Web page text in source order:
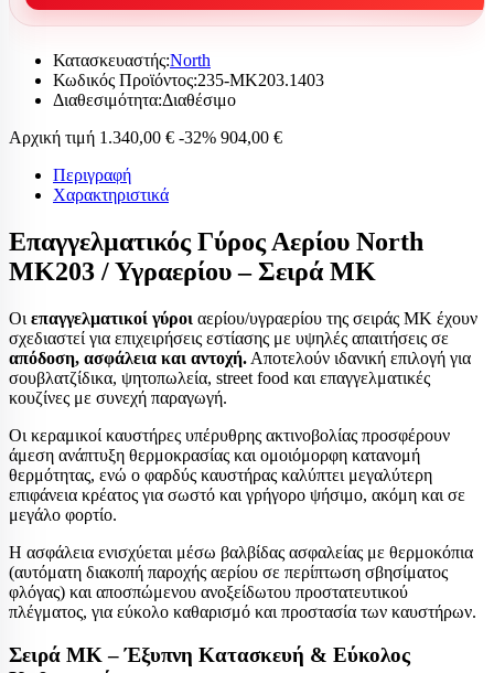
Κατασκευαστής:North
Κωδικός Προϊόντος:235-MK203.1403
Διαθεσιμότητα:Διαθέσιμο
Αρχική τιμή 1.340,00 € -32% 904,00 €
Περιγραφή
Χαρακτηριστικά
Επαγγελματικός Γύρος Αερίου North
ΜΚ203 / Υγραερίου – Σειρά ΜΚ
Οι επαγγελματικοί γύροι αερίου/υγραερίου της σειράς ΜΚ έχουν
σχεδιαστεί για επιχειρήσεις εστίασης με υψηλές απαιτήσεις σε
απόδοση, ασφάλεια και αντοχή. Αποτελούν ιδανική επιλογή για
σουβλατζίδικα, ψητοπωλεία, street food και επαγγελματικές
κουζίνες με συνεχή παραγωγή.
Οι κεραμικοί καυστήρες υπέρυθρης ακτινοβολίας προσφέρουν
άμεση ανάπτυξη θερμοκρασίας και ομοιόμορφη κατανομή
θερμότητας, ενώ ο φαρδύς καυστήρας καλύπτει μεγαλύτερη
επιφάνεια κρέατος για σωστό και γρήγορο ψήσιμο, ακόμη και σε
μεγάλο φορτίο.
Η ασφάλεια ενισχύεται μέσω βαλβίδας ασφαλείας με θερμοκόπια
(αυτόματη διακοπή παροχής αερίου σε περίπτωση σβησίματος
φλόγας) και αποσπώμενου ανοξείδωτου προστατευτικού
πλέγματος, για εύκολο καθαρισμό και προστασία των καυστήρων.
Σειρά ΜΚ – Έξυπνη Κατασκευή & Εύκολος